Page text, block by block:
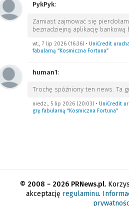
PykPyk:
Zamiast zajmować się
beznadziejną aplikację
wt., 7 lip 2026 (16:36) • UniCredit
fabularną “Kosmiczna Fortuna”
human1:
Trochę spóźniony ten news. Ta
niedz., 5 lip 2026 (20:03) • UniCredit
grę fabularną “Kosmiczna Fortuna”
© 2008 − 2026 PRNews.pl.
akceptację regulaminu.